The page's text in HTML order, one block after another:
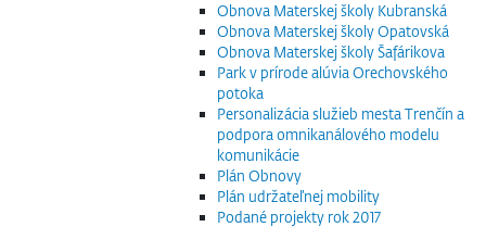
Obnova Materskej školy Kubranská
Obnova Materskej školy Opatovská
Obnova Materskej školy Šafárikova
Park v prírode alúvia Orechovského
potoka
Personalizácia služieb mesta Trenčín a
podpora omnikanálového modelu
komunikácie
Plán Obnovy
Plán udržateľnej mobility
Podané projekty rok 2017